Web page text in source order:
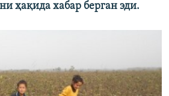
ҳақида хабар берган эди.